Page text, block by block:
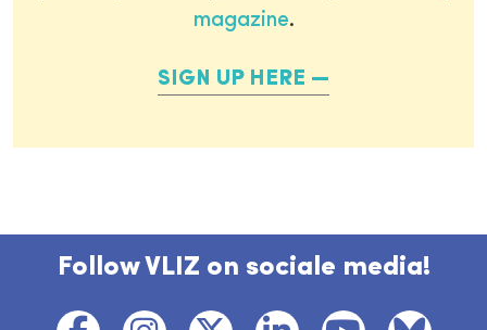
magazine.
SIGN UP HERE
Follow VLIZ on sociale media!